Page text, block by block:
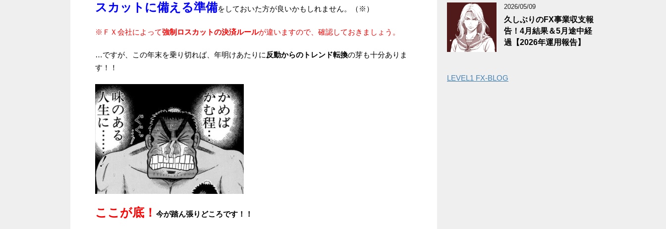
スカットに備える準備をしておいた方が良いかもしれません。（※）
※ＦＸ会社によって強制ロスカットの決済ルールが違いますので、確認しておきましょう。
…ですが、この年末を乗り切れば、年明けあたりに 反動からのトレンド転換の芽も十分ありま
す！！
ここが底！ 今が踏ん張りどころです！！
2026/05/09
久しぶりのFX事業収支報
告！4月結果＆5月途中経
過【2026年運用報告】
LEVEL1 FX-BLOG